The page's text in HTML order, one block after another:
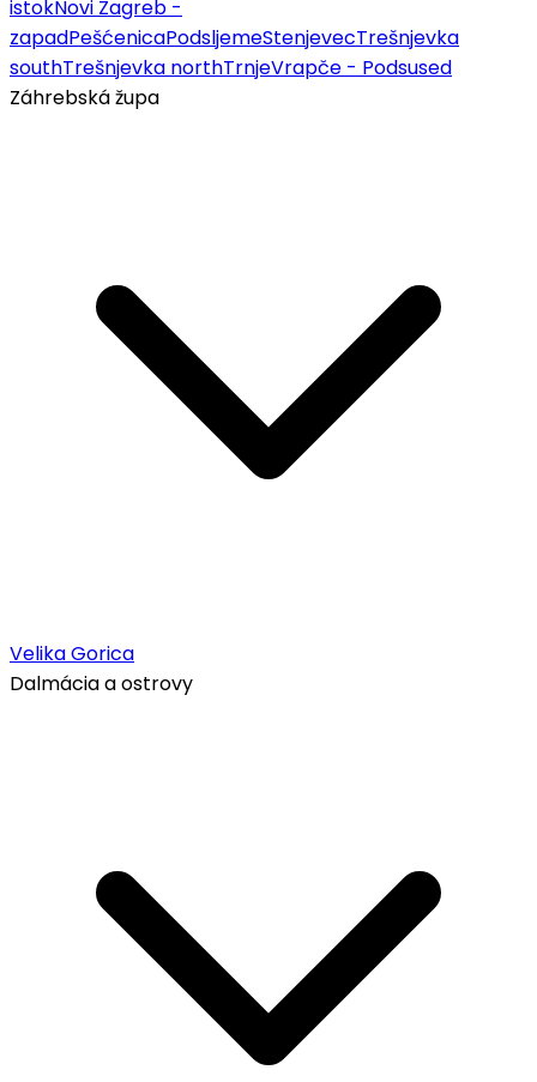
istokNovi Zagreb -
zapadPešćenicaPodsljemeStenjevecTrešnjevka
southTrešnjevka northTrnjeVrapče - Podsused
Záhrebská župa
Velika Gorica
Dalmácia a ostrovy